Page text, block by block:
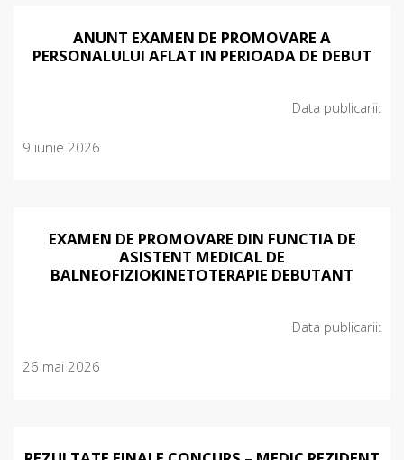
ANUNT EXAMEN DE PROMOVARE A
PERSONALULUI AFLAT IN PERIOADA DE DEBUT
Data publicarii:
9 iunie 2026
EXAMEN DE PROMOVARE DIN FUNCTIA DE
ASISTENT MEDICAL DE
BALNEOFIZIOKINETOTERAPIE DEBUTANT
Data publicarii:
26 mai 2026